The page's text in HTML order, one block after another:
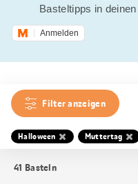
Basteltipps in
Anmelden
Filter anzeigen
Halloween Muttertag
41 Basteln